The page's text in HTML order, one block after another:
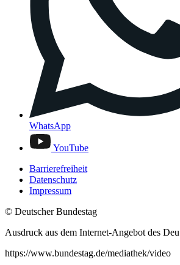
WhatsApp
YouTube
Barrierefreiheit
Datenschutz
Impressum
© Deutscher Bundestag
Ausdruck aus dem Internet-Angebot des
https://www.bundestag.de/mediathek/video